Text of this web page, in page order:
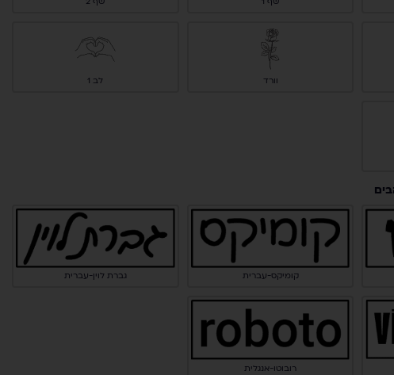
וורד לב 1
קומיקס-עברית גברת לוין-עברית
רובוטו-אנגלית